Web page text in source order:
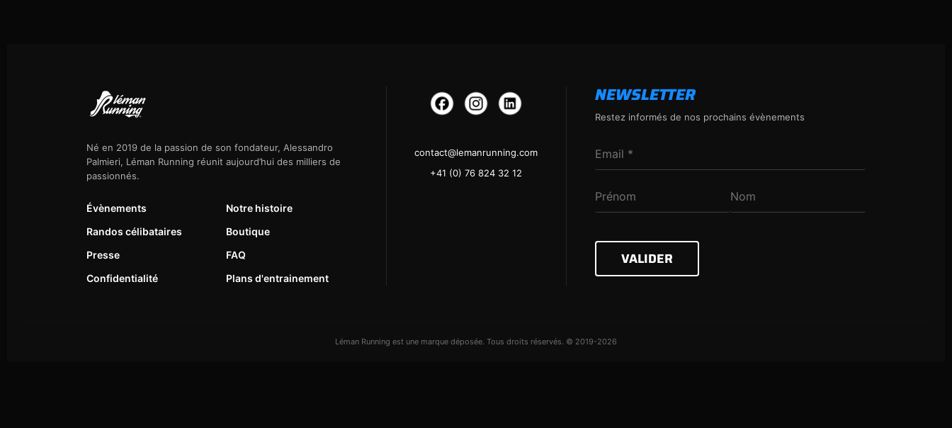
Né en 2019 de la passion de son fondateur, Alessandro
Palmieri, Léman Running réunit aujourd’hui des milliers de
passionnés.
Évènements
Notre histoire
Randos célibataires
Boutique
Presse
FAQ
Confidentialité
Plans d'entrainement
contact@lemanrunning.com
+41 (0) 76 824 32 12
NEWSLETTER
Restez informés de nos prochains évènements
VALIDER
Léman Running est une marque déposée. Tous droits réservés. © 2019-2026